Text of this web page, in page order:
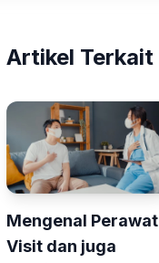
Artikel Terkait
Mengenal Perawat
Visit dan juga